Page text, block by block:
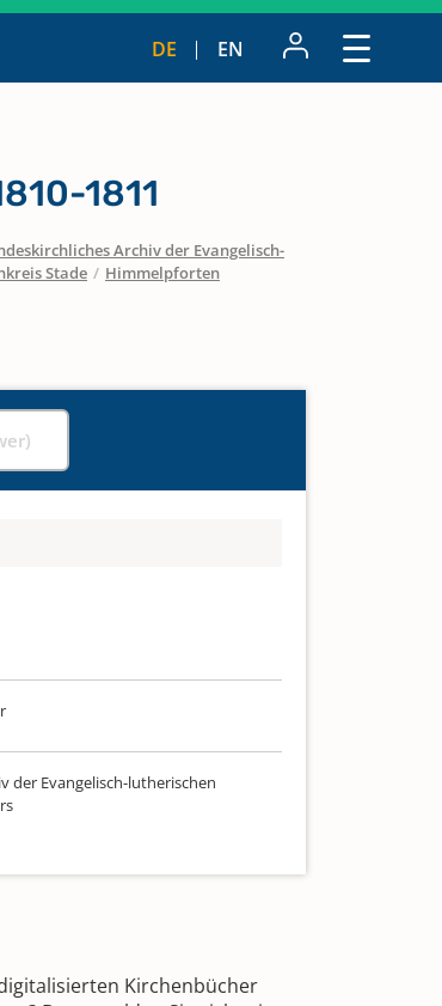
DE EN
1811
Archiv der Evangelisch-
Stade / Himmelpforten
der Evangelisch-lutherischen
Kirchenbücher